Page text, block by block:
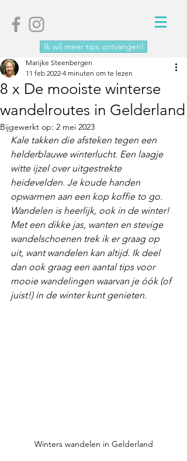
Ik wil meer tips ontvangen!
8 x De mooiste winterse
wandelroutes in Gelderland
Marijke Steenbergen
11 feb 2022 4 minuten om te lezen
Bijgewerkt op: 2 mei 2023
Kale takken die afsteken tegen een
helderblauwe winterlucht. Een laagje
witte ijzel over uitgestrekte
heidevelden. Je koude handen
opwarmen aan een kop koffie to go.
Wandelen is heerlijk, ook in de winter!
Met een dikke jas, wanten en stevige
wandelschoenen trek ik er graag op
uit, want wandelen kan altijd. Ik deel
dan ook graag een aantal tips voor
mooie wandelingen waarvan je óók (of
juist!) in de winter kunt genieten.
Winters wandelen in Gelderland